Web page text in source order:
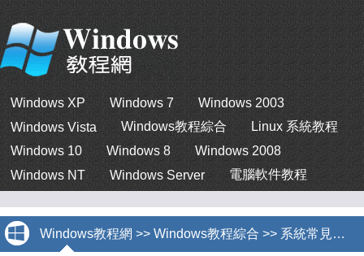
Windows XP Windows 7
Windows 2003
Windows Vista
Windows教程綜合
Linux 系統教程
Windows 10
Windows 8
Windows 2008
Windows NT
Windows Server 電腦軟件教程
Windows教程網 >> Windows教程綜合 >> 系統常見問題解答